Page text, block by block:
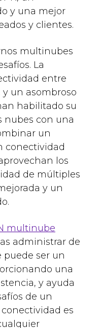
y una mejor
y clientes.
multinubes
La
entre
y un asombroso
habilitado su
nubes con una
un
conectividad
los
de múltiples
y un
multinube
administrar de
puede ser un
una
y ayuda
de un
es